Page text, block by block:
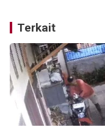
Terkait